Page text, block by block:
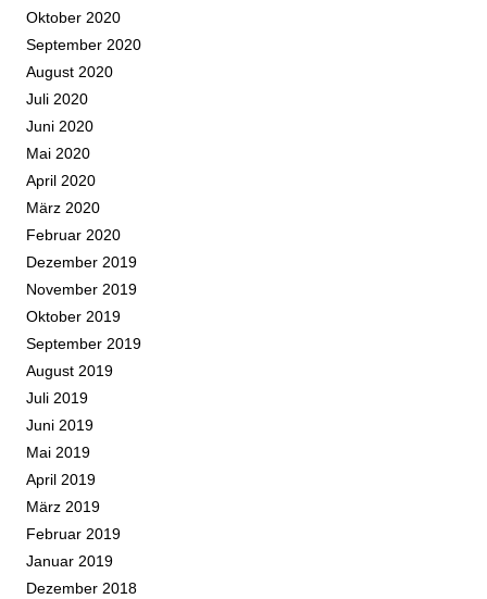
Oktober 2020
September 2020
August 2020
Juli 2020
Juni 2020
Mai 2020
April 2020
März 2020
Februar 2020
Dezember 2019
November 2019
Oktober 2019
September 2019
August 2019
Juli 2019
Juni 2019
Mai 2019
April 2019
März 2019
Februar 2019
Januar 2019
Dezember 2018